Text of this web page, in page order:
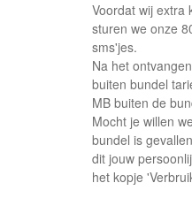
Voordat wij extra
sturen we onze
sms'jes.
Na het
buiten bundel
MB buiten de
Mocht je willen
bundel is
dit jouw
het kopje